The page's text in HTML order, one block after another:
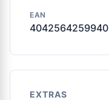
EAN
4042564259940
EXTRAS